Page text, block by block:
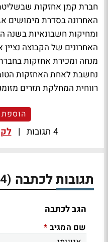
חברת קמן אחזקות
האחרונה בסדרת מימושים
ומחיקות חשבונאיות בשנה
האחרונים של הקבוצה
מנחה ומכירת אחזקות
נחשבת לאחת האחזקות
רווחית המחלקת תזרים
הוספת
4 תגובות |
תגובות לכתבה (4)
הגב לכתבה
שם המגיב *